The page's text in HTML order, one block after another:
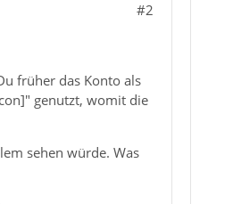
#2
früher das Konto als
genutzt, womit die
sehen würde. Was